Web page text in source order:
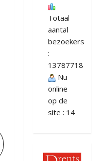
Totaal
aantal
bezoekers
:
13787718
Nu
online
op de
site : 14